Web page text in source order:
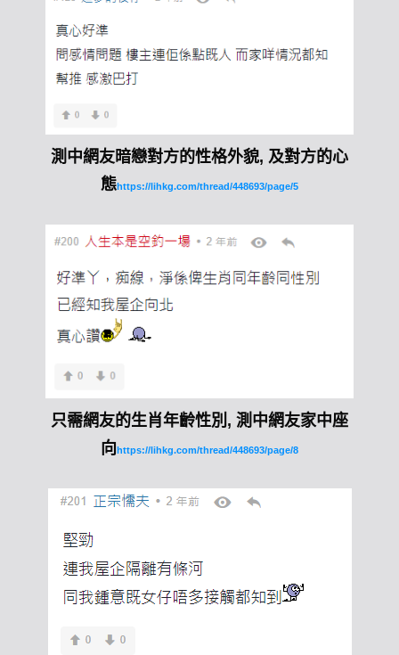
測中網友暗戀對方的性格外貌, 及對方的心
態https://lihkg.com/thread/448693/page/5
只需網友的生肖年齡性別, 測中網友家中座
向https://lihkg.com/thread/448693/page/8